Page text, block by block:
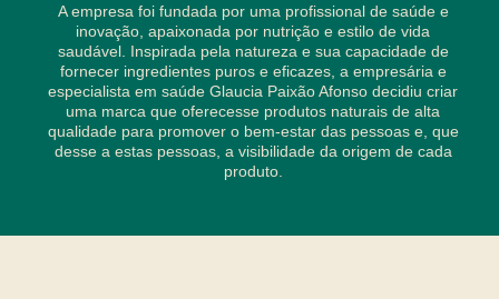
A empresa foi fundada por uma profissional de saúde e
inovação, apaixonada por nutrição e estilo de vida
saudável. Inspirada pela natureza e sua capacidade de
fornecer ingredientes puros e eficazes, a empresária e
especialista em saúde Glaucia Paixão Afonso decidiu criar
uma marca que oferecesse produtos naturais de alta
qualidade para promover o bem-estar das pessoas e, que
desse a estas pessoas, a visibilidade da origem de cada
produto.